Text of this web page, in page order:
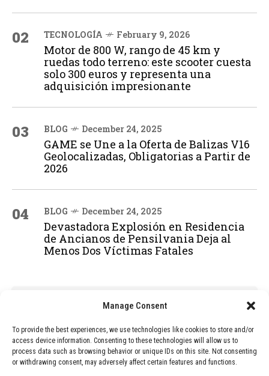
Manage Consent
To provide the best experiences, we use technologies like cookies to store and/or
access device information. Consenting to these technologies will allow us to
process data such as browsing behavior or unique IDs on this site. Not consenting
or withdrawing consent, may adversely affect certain features and functions.
02 TECNOLOGÍA February 9, 2026
Motor de 800 W, rango de 45 km y
ruedas todo terreno: este scooter cuesta
solo 300 euros y representa una
adquisición impresionante
03 BLOG December 24, 2025
GAME se Une a la Oferta de Balizas V16
Geolocalizadas, Obligatorias a Partir de
2026
04 BLOG December 24, 2025
Devastadora Explosión en Residencia
de Ancianos de Pensilvania Deja al
Menos Dos Víctimas Fatales